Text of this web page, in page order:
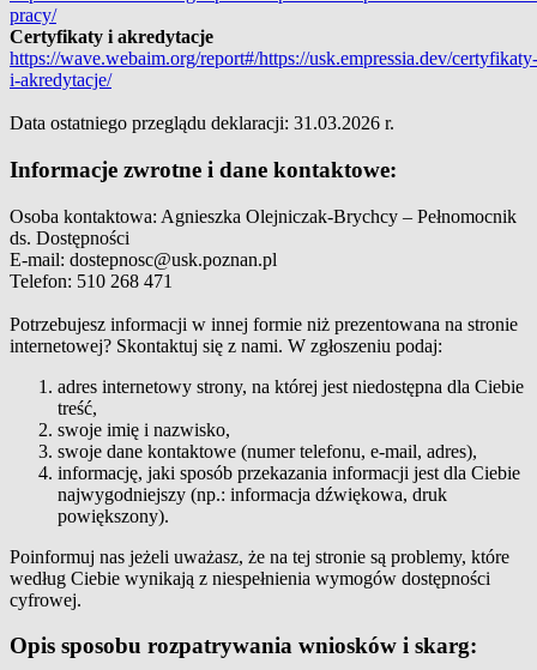
pracy/
Certyfikaty i akredytacje
https://wave.webaim.org/report#/https://usk.empressia.dev/certyfikaty-
i-akredytacje/
Data ostatniego przeglądu deklaracji: 31.03.2026 r.
Informacje zwrotne i dane kontaktowe:
Osoba kontaktowa: Agnieszka Olejniczak-Brychcy – Pełnomocnik
ds. Dostępności
E-mail: dostepnosc@usk.poznan.pl
Telefon: 510 268 471
Potrzebujesz informacji w innej formie niż prezentowana na stronie
internetowej? Skontaktuj się z nami. W zgłoszeniu podaj:
adres internetowy strony, na której jest niedostępna dla Ciebie
treść,
swoje imię i nazwisko,
swoje dane kontaktowe (numer telefonu, e-mail, adres),
informację, jaki sposób przekazania informacji jest dla Ciebie
najwygodniejszy (np.: informacja dźwiękowa, druk
powiększony).
Poinformuj nas jeżeli uważasz, że na tej stronie są problemy, które
według Ciebie wynikają z niespełnienia wymogów dostępności
cyfrowej.
Opis sposobu rozpatrywania wniosków i skarg: